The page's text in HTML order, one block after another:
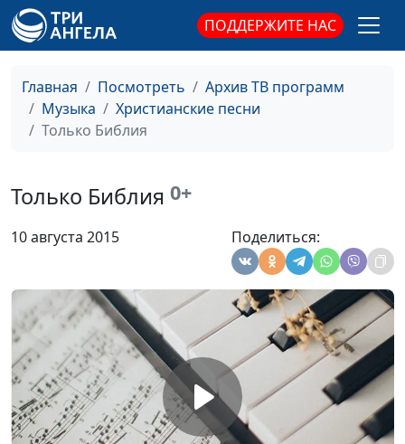
ПОДДЕРЖИТЕ НАС
Главная Посмотреть
Архив ТВ программ
Музыка
Христианские песни
Только Библия
Только Библия 0+
10 августа 2015 Поделиться:
Источник Геннадий Новиков #1615
Ты мне нужен
Юлия Бондарева, Мария
Сычевская,
концертмейстер
#1614
Твоя любовь
Сычевская,
концертмейстер
Как хотелось бы
спеть
Юлия Бондарева, Мария
Сычевская,
концертмейстер
#1611
Знаю я, в Кого
поверила душой
Юлия Бондарева, Мария
Сычевская,
концертмейстер
#1610